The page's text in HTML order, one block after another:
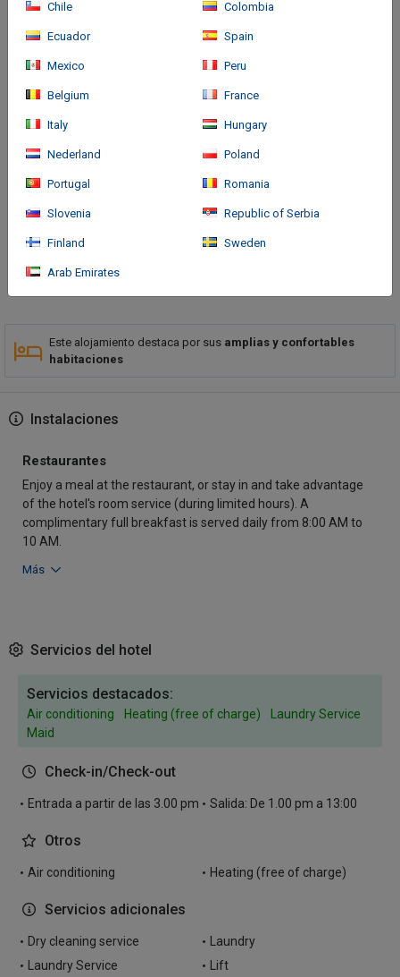
Cómo llegar
minute drive of Mirador de los Nevados Park and Parque la
Colina. This spa hotel is 2.1 mi (3.3 km) from San Rafael Mall and
Este alojamiento destaca por sus amplias y confortables
habitaciones
Instalaciones
Restaurantes
Enjoy a meal at the restaurant, or stay in and take advantage
of the hotel's room service (during limited hours). A
complimentary full breakfast is served daily from 8:00 AM to
10 AM.
Más
Servicios del hotel
Servicios destacados:
Air conditioning Heating (free of charge)
Laundry Service
Maid
Check-in/Check-out
Entrada a partir de las 3.00 pm Salida: De 1.00 pm a 13:00
Otros
Air conditioning Heating (free of charge)
Servicios adicionales
Dry cleaning service
Laundry
Laundry Service
Lift
Chile Colombia
Ecuador Spain
Mexico Peru
Belgium France
Italy Hungary
Nederland Poland
Portugal Romania
Slovenia Republic of Serbia
Finland Sweden
Arab Emirates